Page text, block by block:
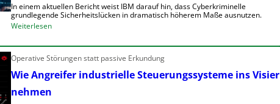
r
l
b
e
n
o
n
n
g
i
In einem aktuellen Bericht weist IBM darauf hin, dass Cyberkriminelle
grundlegende Sicherheitslücken in dramatisch höherem Maße ausnutzen.
Weiterlesen:
h
i
l
Operative Störungen statt passive Erkundung
Wie Angreifer industrielle Steuerungssysteme ins Visier
nehmen